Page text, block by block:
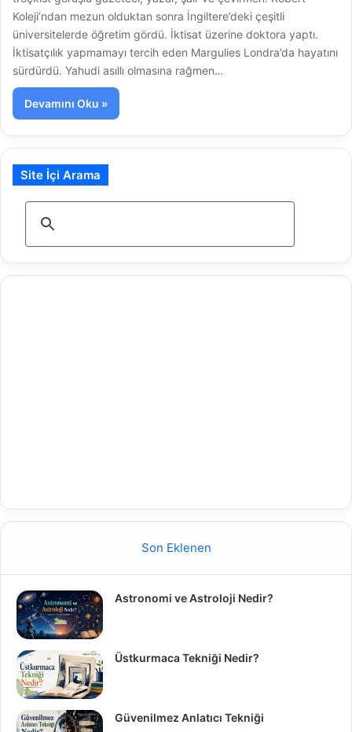
Koleji’ndan mezun olduktan sonra İngiltere’deki çeşitli
üniversitelerde öğretim gördü. İktisat üzerine doktora yaptı.
İktisatçılık yapmamayı tercih eden Margulies Londra’da hayatını
sürdürdü. Yahudi asıllı olmasına rağmen…
Devamını Oku »
Site İçi Arama
Son Eklenen
Astronomi ve Astroloji Nedir?
Üstkurmaca Tekniği Nedir?
Güvenilmez Anlatıcı Tekniği